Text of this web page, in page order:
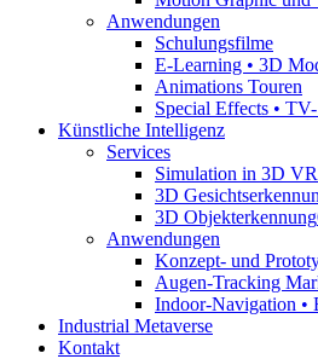
Anwendungen
Schulungsfilme
E-Learning • 3D
Animations Touren
Special Effects •
Künstliche Intelligenz
Services
Simulation in 3D VR
3D
3D Objekterkennung
Anwendungen
Konzept- und
Augen-Tracking
Indoor-Navigation •
Industrial Metaverse
Kontakt